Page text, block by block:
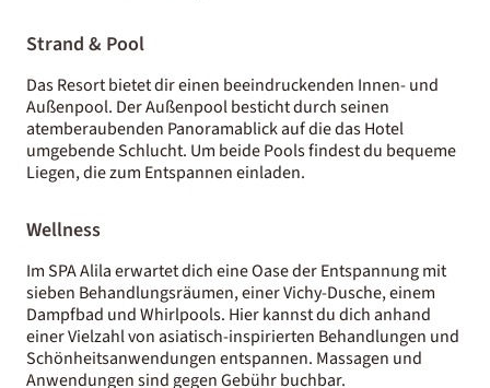
Strand & Pool
Das Resort bietet dir einen beeindruckenden Innen- und
Außenpool. Der Außenpool besticht durch seinen
atemberaubenden Panoramablick auf die das Hotel
umgebende Schlucht. Um beide Pools findest du bequeme
Liegen, die zum Entspannen einladen.
Wellness
Im SPA Alila erwartet dich eine Oase der Entspannung mit
sieben Behandlungsräumen, einer Vichy-Dusche, einem
Dampfbad und Whirlpools. Hier kannst du dich anhand
einer Vielzahl von asiatisch-inspirierten Behandlungen und
Schönheitsanwendungen entspannen. Massagen und
Anwendungen sind gegen Gebühr buchbar.